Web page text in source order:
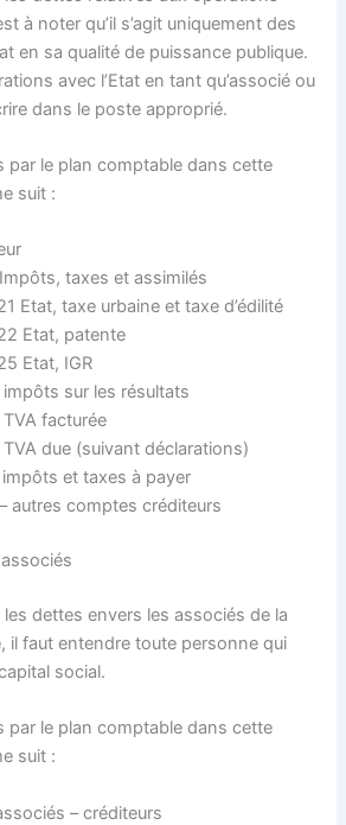
à noter qu’il s’agit uniquement des
en sa qualité de puissance publique.
avec l’Etat en tant qu’associé ou
dans le poste approprié.
par le plan comptable dans cette
suit :
taxes et assimilés
Etat, taxe urbaine et taxe d’édilité
Etat, patente
Etat, IGR
sur les résultats
facturée
due (suivant déclarations)
et taxes à payer
autres comptes créditeurs
dettes envers les associés de la
il faut entendre toute personne qui
social.
par le plan comptable dans cette
suit :
– créditeurs